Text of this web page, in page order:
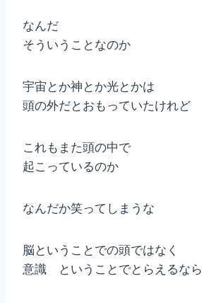
なんだ
そういうことなのか
宇宙とか神とか光とかは
頭の外だとおもっていたけれど
これもまた頭の中で
起こっているのか
なんだか笑ってしまうな
脳ということでの頭ではなく
意識 ということでとらえるなら